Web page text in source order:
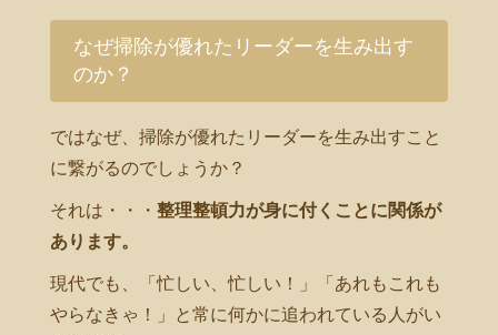
なぜ掃除が優れたリーダーを生み出す
のか？
ではなぜ、掃除が優れたリーダーを生み出すこと
に繋がるのでしょうか？
それは・・・ 整理整頓力が身に付くことに関係が
あります。
現代でも、「忙しい、忙しい！」「あれもこれも
やらなきゃ！」と常に何かに追われている人がい